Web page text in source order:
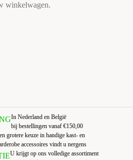
winkelwagen.
In Nederland en België
bij bestellingen vanaf €150,00
grotere keuze in handige kast- en
accessoires vindt u nergens
U krijgt op ons volledige assortiment